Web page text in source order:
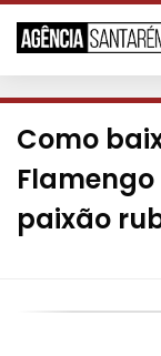
Como
paixão